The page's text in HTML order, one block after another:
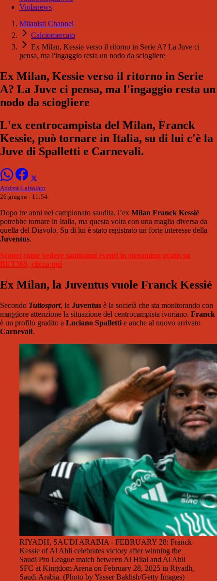
Violanews
Milanisti Channel
Calciomercato
Ex Milan, Kessie verso il ritorno in Serie A? La Juve ci
pensa, ma l'ingaggio resta un nodo da sciogliere
Ex Milan, Kessie verso il ritorno in Serie
A? La Juve ci pensa, ma l'ingaggio resta un
nodo da sciogliere
L'ex centrocampista del Milan, Franck
Kessie, può tornare in Italia, su di lui c'è la
Juve di Spalletti e Carnevali.
Andrea Calsolaro
26 giugno - 11:54
Dopo tre anni nel campionato saudita, l’ex Milan Franck Kessié
potrebbe tornare in Italia, ma questa volta con una maglia diversa da
quella del Diavolo. Su di lui è stato registrato un forte interesse della
Juventus.
Scopri come vedere tantissimi eventi in streaming gratis su
BET365, clicca qui
Ex Milan, la Juventus vuole Franck Kessié
Secondo Tuttosport, la Juventus è la società che sta monitorando con
maggiore attenzione la situazione del centrocampista ivoriano. Franck
è un profilo gradito a Luciano Spalletti e anche al nuovo arrivato
Carnevali.
RIYADH, SAUDI ARABIA - FEBRUARY 28: Franck
Kessie of Al Ahli celebrates victory after winning the
Saudi Pro League match between Al Hilal and Al Ahli
SFC at Kingdom Arena on February 28, 2025 in Riyadh,
Saudi Arabia. (Photo by Yasser Bakhsh/Getty Images)